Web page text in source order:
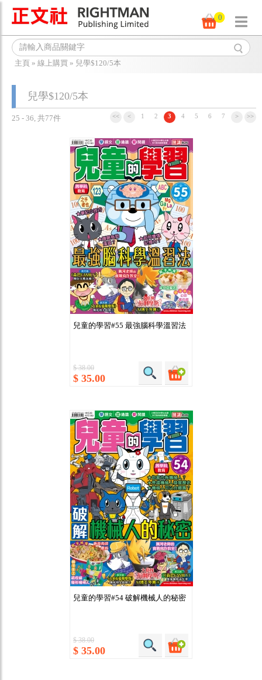
0
主頁 » 線上購買 » 兒學$120/5本
兒學$120/5本
25 - 36, 共77件 << < 1 2 3 4 5 6 7 > >>
兒童的學習#55 最強腦科學溫習法
$ 38.00
$ 35.00
兒童的學習#54 破解機械人的秘密
$ 38.00
$ 35.00